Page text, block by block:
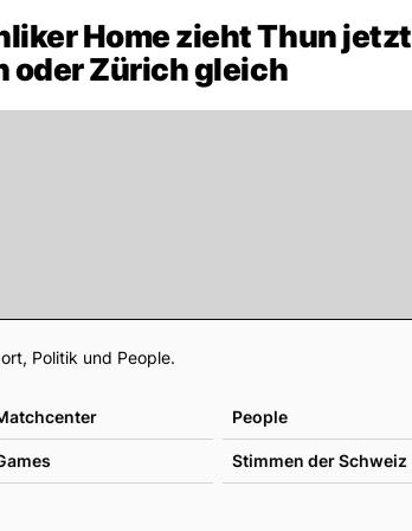
Home zieht Thun jetzt
oder Zürich gleich
Politik und People.
People
Stimmen der Schweiz